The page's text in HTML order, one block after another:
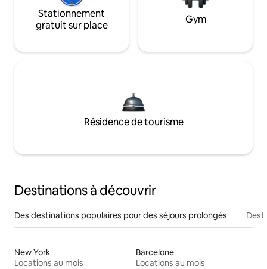
Stationnement
gratuit sur place
Gym
Résidence de tourisme
Destinations à découvrir
Des destinations populaires pour des séjours prolongés
New York
Locations au mois
Barcelone
Locations au mois